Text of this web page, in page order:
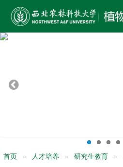
首页 人才培养 研究生教育